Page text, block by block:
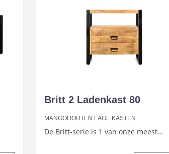
Britt 2 Ladenkast 80
MANGOHOUTEN LAGE KASTEN
De Britt-serie is 1 van onze meest…